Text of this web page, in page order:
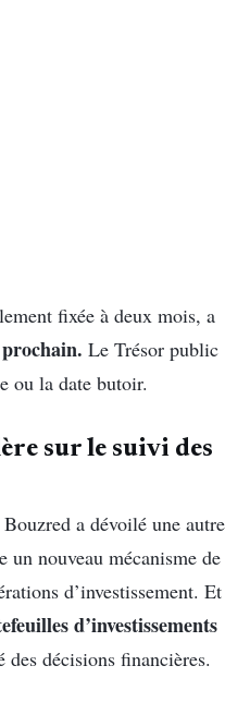
fixée à deux mois, a
Le Trésor public
ou la date butoir.
sur le suivi des
a dévoilé une autre
un nouveau mécanisme de
d’investissement. Et
d’investissements
décisions financières.